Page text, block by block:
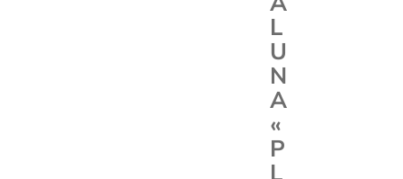
L
U
N
A
«
P